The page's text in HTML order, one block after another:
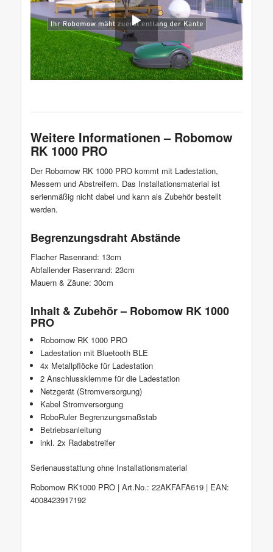
Weitere Informationen – Robomow
RK 1000 PRO
Der Robomow RK 1000 PRO kommt mit Ladestation,
Messern und Abstreifern. Das Installationsmaterial ist
serienmäßig nicht dabei und kann als Zubehör bestellt
werden.
Begrenzungsdraht Abstände
Flacher Rasenrand: 13cm
Abfallender Rasenrand: 23cm
Mauern & Zäune: 30cm
Inhalt & Zubehör – Robomow RK 1000
PRO
Robomow RK 1000 PRO
Ladestation mit Bluetooth BLE
4x Metallpflöcke für Ladestation
2 Anschlussklemme für die Ladestation
Netzgerät (Stromversorgung)
Kabel Stromversorgung
RoboRuler Begrenzungsmaßstab
Betriebsanleitung
inkl. 2x Radabstreifer
Serienausstattung ohne Installationsmaterial
Robomow RK1000 PRO | Art.No.: 22AKFAFA619 | EAN:
4008423917192